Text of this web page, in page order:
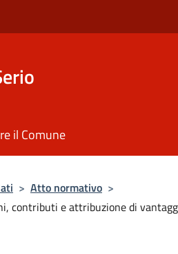
il Comune
> Atto normativo >
contributi e attribuzione di